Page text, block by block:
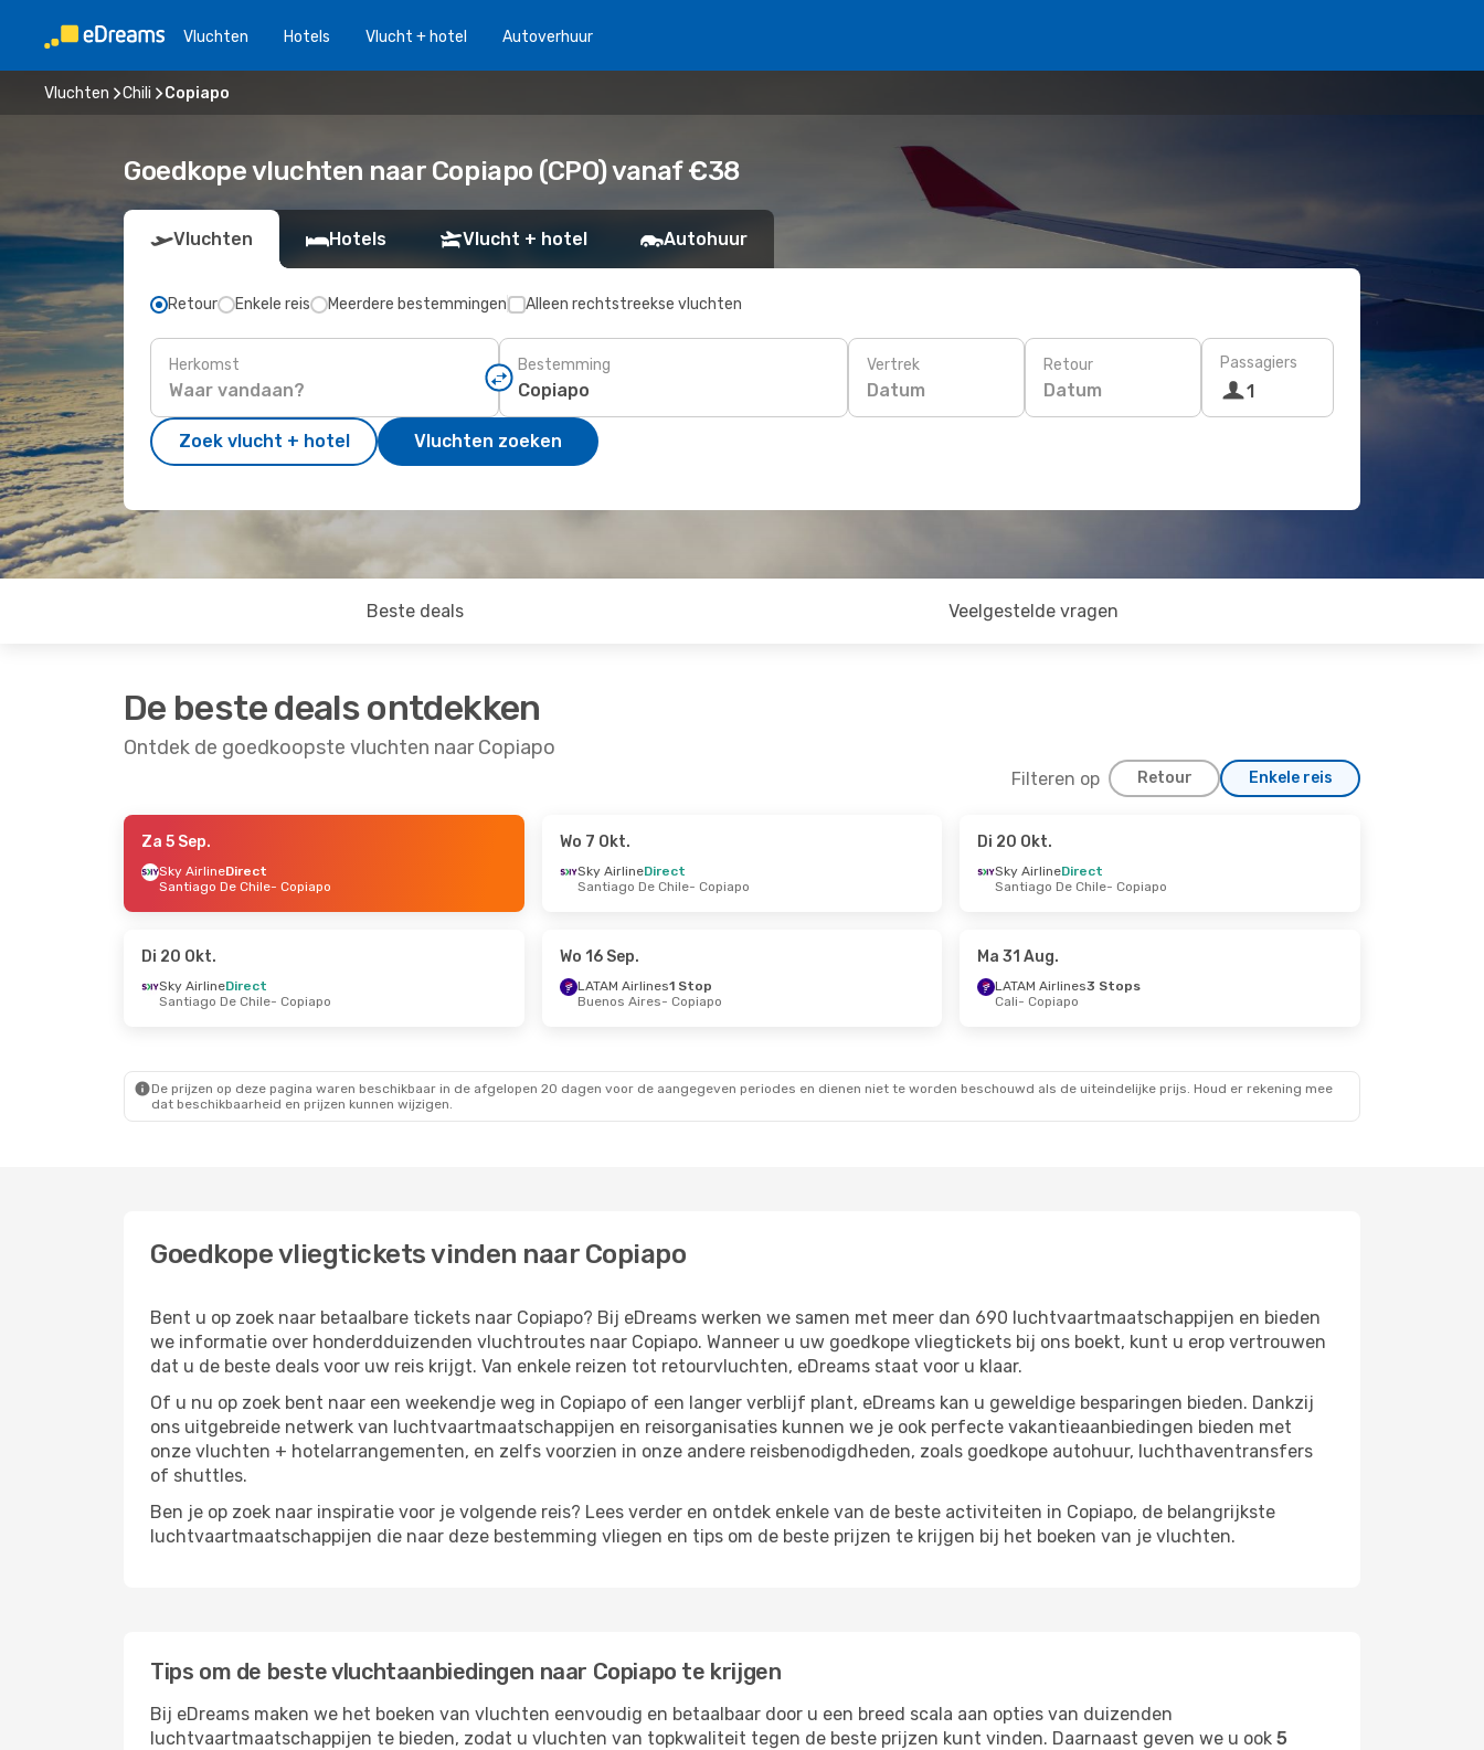
Vluchten Hotels Vlucht + hotel Autoverhuur
Vluchten Chili Copiapo
Goedkope vluchten naar Copiapo (CPO) vanaf €38
Vluchten Hotels Vlucht + hotel Autohuur
Retour Enkele reis Meerdere bestemmingen Alleen rechtstreekse vluchten
Herkomst Bestemming Vertrek
Datum
Retour
Datum
Passagiers
1
Zoek vlucht + hotel Vluchten zoeken
Beste deals Veelgestelde vragen
De beste deals ontdekken
Ontdek de goedkoopste vluchten naar Copiapo
Filteren op Retour Enkele reis
- Zo 18 Okt.
Za 5 Sep.
Sky AirlineDirect
Santiago De Chile- Copiapo
Wo 7 Okt.
Sky AirlineDirect
Santiago De Chile- Copiapo
Di 20 Okt.
Sky AirlineDirect
Santiago De Chile- Copiapo
Di 20 Okt.
Sky AirlineDirect
Santiago De Chile- Copiapo
Wo 16 Sep.
LATAM Airlines1 Stop
Buenos Aires- Copiapo
Ma 31 Aug.
LATAM Airlines3 Stops
Cali- Copiapo
De prijzen op deze pagina waren beschikbaar in de afgelopen 20 dagen voor de aangegeven periodes en dienen niet te worden beschouwd als de uiteindelijke prijs. Houd er rekening mee
dat beschikbaarheid en prijzen kunnen wijzigen.
Goedkope vliegtickets vinden naar Copiapo
Bent u op zoek naar betaalbare tickets naar Copiapo? Bij eDreams werken we samen met meer dan 690 luchtvaartmaatschappijen en bieden
we informatie over honderdduizenden vluchtroutes naar Copiapo. Wanneer u uw goedkope vliegtickets bij ons boekt, kunt u erop vertrouwen
dat u de beste deals voor uw reis krijgt. Van enkele reizen tot retourvluchten, eDreams staat voor u klaar.
Of u nu op zoek bent naar een weekendje weg in Copiapo of een langer verblijf plant, eDreams kan u geweldige besparingen bieden. Dankzij
ons uitgebreide netwerk van luchtvaartmaatschappijen en reisorganisaties kunnen we je ook perfecte vakantieaanbiedingen bieden met
onze vluchten + hotelarrangementen, en zelfs voorzien in onze andere reisbenodigdheden, zoals goedkope autohuur, luchthaventransfers
of shuttles.
Ben je op zoek naar inspiratie voor je volgende reis? Lees verder en ontdek enkele van de beste activiteiten in Copiapo, de belangrijkste
luchtvaartmaatschappijen die naar deze bestemming vliegen en tips om de beste prijzen te krijgen bij het boeken van je vluchten.
Tips om de beste vluchtaanbiedingen naar Copiapo te krijgen
Bij eDreams maken we het boeken van vluchten eenvoudig en betaalbaar door u een breed scala aan opties van duizenden
luchtvaartmaatschappijen te bieden, zodat u vluchten van topkwaliteit tegen de beste prijzen kunt vinden. Daarnaast geven we u ook 5